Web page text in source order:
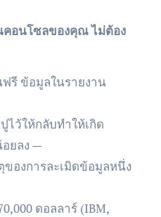
คอนโซลของคุณ ไม่ต้อง
รี ข้อมูลในรายงาน
ไว้ให้กลับทำให้เกิด
ยลง —
ของการละเมิดข้อมูลหนึ่ง
ดอลลาร์ (IBM,